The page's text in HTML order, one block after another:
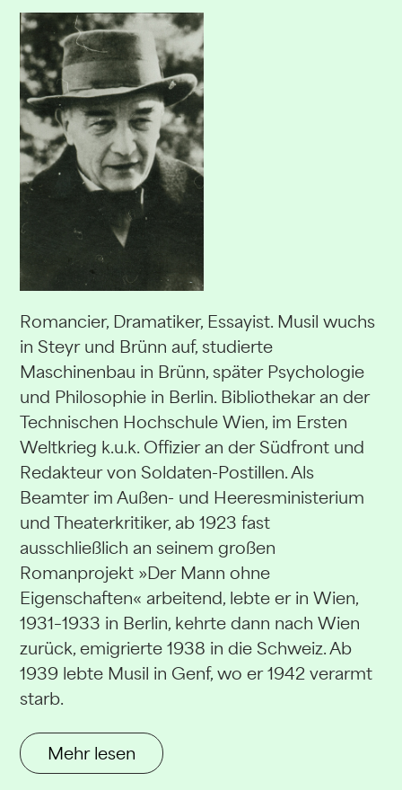
Romancier, Dramatiker, Essayist. Musil wuchs
in Steyr und Brünn auf, studierte
Maschinenbau in Brünn, später Psychologie
und Philosophie in Berlin. Bibliothekar an der
Technischen Hochschule Wien, im Ersten
Weltkrieg k.u.k. Offizier an der Südfront und
Redakteur von Soldaten-Postillen. Als
Beamter im Außen- und Heeresministerium
und Theaterkritiker, ab 1923 fast
ausschließlich an seinem großen
Romanprojekt »Der Mann ohne
Eigenschaften« arbeitend, lebte er in Wien,
1931–1933 in Berlin, kehrte dann nach Wien
zurück, emigrierte 1938 in die Schweiz. Ab
1939 lebte Musil in Genf, wo er 1942 verarmt
starb.
Mehr lesen